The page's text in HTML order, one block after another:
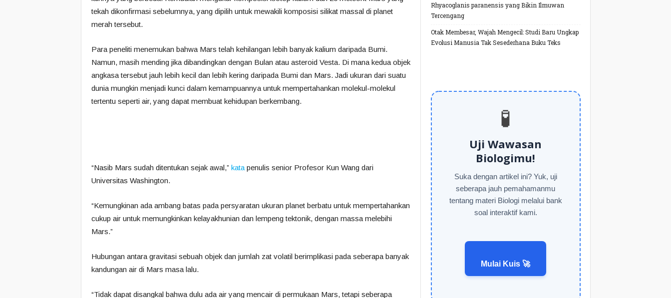
tekah dikonfirmasi sebelumnya, yang dipilih untuk mewakili komposisi silikat massal di planet
merah tersebut.
Para peneliti menemukan bahwa Mars telah kehilangan lebih banyak kalium daripada Bumi.
Namun, masih mending jika dibandingkan dengan Bulan atau asteroid Vesta. Di mana kedua objek
angkasa tersebut jauh lebih kecil dan lebih kering daripada Bumi dan Mars. Jadi ukuran dari suatu
dunia mungkin menjadi kunci dalam kemampuannya untuk mempertahankan molekul-molekul
tertentu seperti air, yang dapat membuat kehidupan berkembang.
“Nasib Mars sudah ditentukan sejak awal,” katapenulis senior Profesor Kun Wang dari
Universitas Washington.
“Kemungkinan ada ambang batas pada persyaratan ukuran planet berbatu untuk mempertahankan
cukup air untuk memungkinkan kelayakhunian dan lempeng tektonik, dengan massa melebihi
Mars.”
Hubungan antara gravitasi sebuah objek dan jumlah zat volatil berimplikasi pada seberapa banyak
kandungan air di Mars masa lalu.
“Tidak dapat disangkal bahwa dulu ada air yang mencair di permukaan Mars, tetapi seberapa
Rhyacoglanis paranensis yang Bikin Ilmuwan
Tercengang
Otak Membesar, Wajah Mengecil: Studi Baru Ungkap
Evolusi Manusia Tak Sesederhana Buku Teks
🧪
Uji Wawasan
Biologimu!
Suka dengan artikel ini? Yuk, uji
seberapa jauh pemahamanmu
tentang materi Biologi melalui bank
soal interaktif kami.
Mulai Kuis 🚀